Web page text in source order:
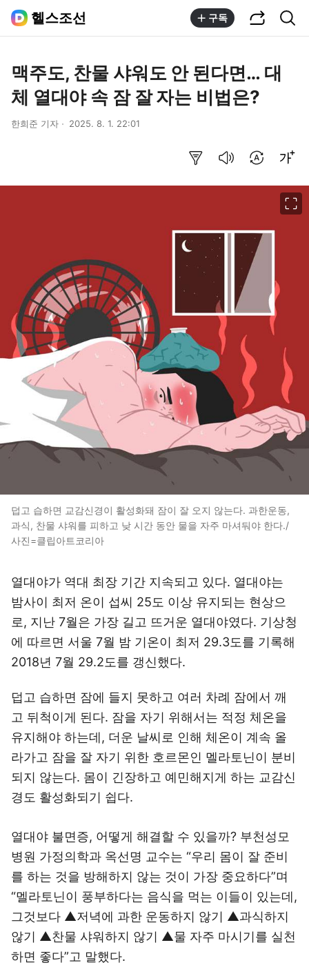
헬스조선 구독
맥주도, 찬물 샤워도 안 된다면… 대
체 열대야 속 잠 잘 자는 비법은?
한희준 기자 2025. 8. 1. 22:01
덥고 습하면 교감신경이 활성화돼 잠이 잘 오지 않는다. 과한운동,
과식, 찬물 샤워를 피하고 낮 시간 동안 물을 자주 마셔둬야 한다./
사진=클립아트코리아
열대야가 역대 최장 기간 지속되고 있다. 열대야는
밤사이 최저 온이 섭씨 25도 이상 유지되는 현상으
로, 지난 7월은 가장 길고 뜨거운 열대야였다. 기상청
에 따르면 서울 7월 밤 기온이 최저 29.3도를 기록해
2018년 7월 29.2도를 갱신했다.
덥고 습하면 잠에 들지 못하고 여러 차례 잠에서 깨
고 뒤척이게 된다. 잠을 자기 위해서는 적정 체온을
유지해야 하는데, 더운 날씨로 인해 체온이 계속 올
라가고 잠을 잘 자기 위한 호르몬인 멜라토닌이 분비
되지 않는다. 몸이 긴장하고 예민해지게 하는 교감신
경도 활성화되기 쉽다.
열대야 불면증, 어떻게 해결할 수 있을까? 부천성모
병원 가정의학과 옥선명 교수는 “우리 몸이 잘 준비
를 하는 것을 방해하지 않는 것이 가장 중요하다”며
“멜라토닌이 풍부하다는 음식을 먹는 이들이 있는데,
그것보다 ▲저녁에 과한 운동하지 않기 ▲과식하지
않기 ▲찬물 샤워하지 않기 ▲물 자주 마시기를 실천
하면 좋다”고 말했다.